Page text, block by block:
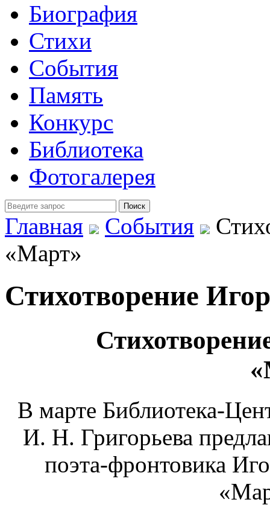
Биография
Стихи
События
Память
Конкурс
Библиотека
Фотогалерея
Главная
События
«Март»
Стихотворение
В марте Библиотека-
И. Н. Григорьева
поэта-фронтовика